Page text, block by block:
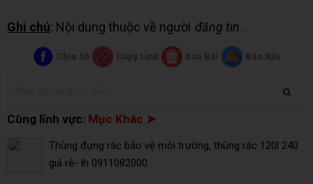
Ghi chú: Nội dung thuộc về người đăng tin.
Chia Sẻ Copy Link Xóa Bài Báo Xấu
Cùng lĩnh vực: Mục Khác ➤
Thùng đựng rác bảo vệ môi trường, thùng rác 120l 240
giá rẻ- lh 0911082000